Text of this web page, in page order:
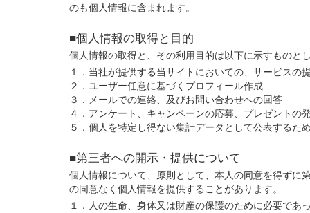
のも個人情報に含まれます。
■個人情報の取得と目的
個人情報の取得と、その利用目的は以下に示すものと
１．当社が提供する当サイトにおいての、サービスの
２．ユーザー任意に基づくプロフィール作成
３．メールでの連絡、及びお問い合わせへの回答
４．アンケート、キャンペーンの応募、プレゼントの
５．個人を特定し得ない集計データとして公表するた
■第三者への開示・提供について
個人情報について、原則として、本人の同意を得ずに
の同意なく個人情報を提供することがあります。
１．人の生命、身体又は財産の保護のために必要であ